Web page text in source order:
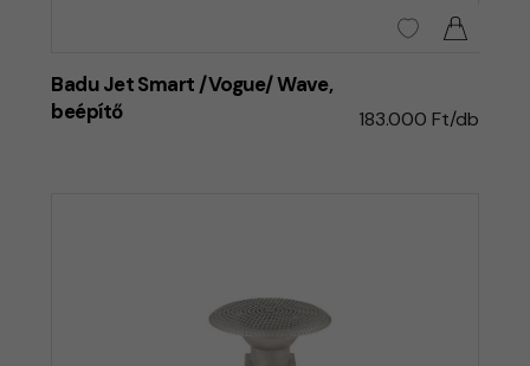
Badu Jet Smart /Vogue/ Wave,
beépítő
183.000 Ft/db